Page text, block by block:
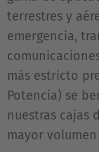
terrestres y
emergencia,
más estricto
Potencia) se
nuestras cajas
mayor